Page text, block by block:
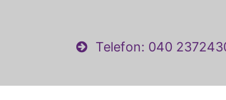
Telefon: 040